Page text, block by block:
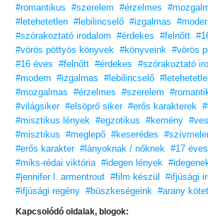
„Ó, te jó ég!!! Ez valami
Armentrout aztán tudja, hogy kell
Olyan csavarokkal borzolta az idegeimet,
hogy addig húzzam az olvasást,
De az utolsó száz oldalnál képtelenség
– Caladril, moly.hu
Szereted a Vörös pöttyös
Vidd haza nyugodtan!
16 éves kortól ajánljuk!
#romantikus
#szerelem #érzelmes
#letehetetlen #lebilincselő #izgalmas
#szórakoztató irodalom
#érdekes #felnőtt
#vörös pöttyös könyvek #könyveink #vörös
#16 éves
#felnőtt #érdekes #szórakoztató
#modern #izgalmas #lebilincselő
#mozgalmas
#érzelmes #szerelem
#világsiker #elsöprő siker #erős karakterek
#misztikus lények #egzotikus #kemény
#misztikus
#meglepő #keserédes
#erős karakter #lányoknak / nőknek #17 éves
#miks-rédai viktória #idegen lények
#jennifer l. armentrout #film készül
#ifjúsági
#ifjúsági regény #büszkeségeink #arany kötet
Kapcsolódó oldalak, blogok: